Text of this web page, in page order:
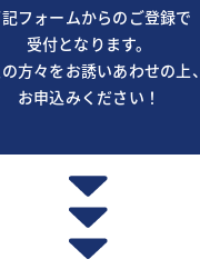
フォームからのご登録で
受付となります。
方々をお誘いあわせの上、
お申込みください！